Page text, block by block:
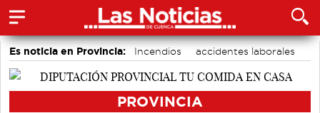
Es noticia en Provincia: Incendios
accidentes laborales
Medio Ambiente
PROVINCIA